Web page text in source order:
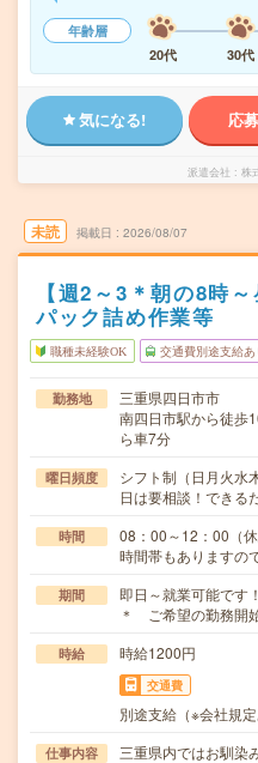
年齢層
20代
30代
気になる! 応
派遣会社 株
未読 掲載日 2026/08/07
【週2～3＊朝の8時
パック詰め作業等
職種未経験OK 交通費別途支給あ
勤務地
三重県四日市市
南四日市駅から徒歩
ら車7分
曜日頻度
シフト制（日月火
日は要相談！できる
時間
08：00～12：00（
時間帯もありますの
期間
即日～就業可能で
＊ ご希望の勤務開
時給 時給1200円
交通費
別途支給（※会社規
仕事内容
三重県内ではお馴染